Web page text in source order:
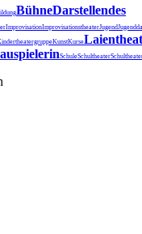
BühneDarstellendes
ImprovisationImprovisationstheaterJugend
KunstKurse
SchuleSchultheater